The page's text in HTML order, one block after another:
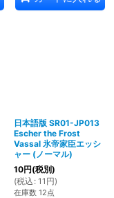
日本語版 SR01-JP013
Escher the Frost
Vassal 氷帝家臣エッシ
ャー (ノーマル)
10円(税別)
(税込 : 11 円)
在庫数 12点